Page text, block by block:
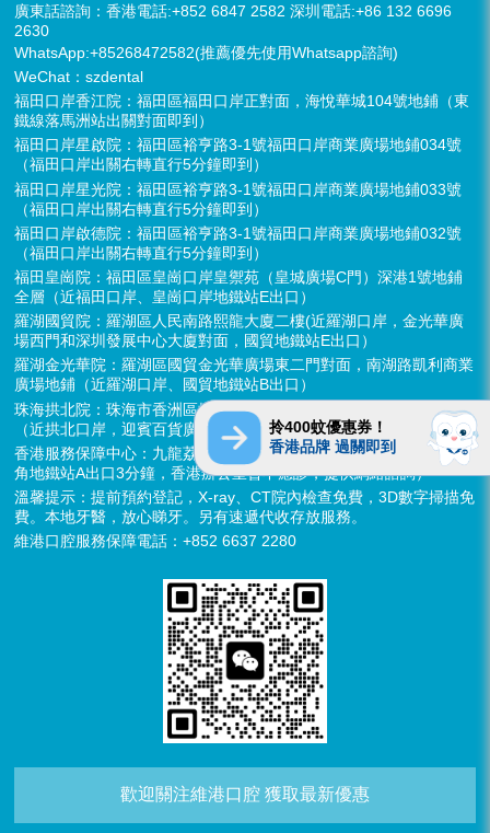
廣東話諮詢：香港電話:+852 6847 2582 深圳電話:+86 132 6696
2630
WhatsApp:+85268472582(推薦優先使用Whatsapp諮詢)
WeChat：szdental
福田口岸香江院：福田區福田口岸正對面，海悅華城104號地鋪（東
鐵線落馬洲站出關對面即到）
福田口岸星啟院：福田區裕亨路3-1號福田口岸商業廣場地鋪034號
（福田口岸出關右轉直行5分鐘即到）
福田口岸星光院：福田區裕亨路3-1號福田口岸商業廣場地鋪033號
（福田口岸出關右轉直行5分鐘即到）
福田口岸啟德院：福田區裕亨路3-1號福田口岸商業廣場地鋪032號
（福田口岸出關右轉直行5分鐘即到）
福田皇崗院：福田區皇崗口岸皇禦苑（皇城廣場C門）深港1號地鋪
全層（近福田口岸、皇崗口岸地鐵站E出口）
羅湖國貿院：羅湖區人民南路熙龍大廈二樓(近羅湖口岸，金光華廣
場西門和深圳發展中心大廈對面，國貿地鐵站E出口）
羅湖金光華院：羅湖區國貿金光華廣場東二門對面，南湖路凱利商業
廣場地鋪（近羅湖口岸、國貿地鐵站B出口）
珠海拱北院：珠海市香洲區拱北迎賓南路1155號中建商業大廈15樓
（近拱北口岸，迎賓百貨廣場對面）
香港服務保障中心：九龍荔枝角長裕街11號定豐中心1306室（荔枝
角地鐵站A出口3分鐘，香港辦公室暫不應診，提供網絡諮詢）
溫馨提示：提前預約登記，X-ray、CT院內檢查免費，3D數字掃描免
費。本地牙醫，放心睇牙。另有速遞代收存放服務。
維港口腔服務保障電話：+852 6637 2280
歡迎關注維港口腔 獲取最新優惠
拎400蚊優惠券！
香港品牌 過關即到